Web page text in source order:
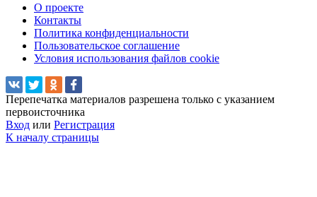
О проекте
Контакты
Политика конфиденциальности
Пользовательское соглашение
Условия использования файлов cookie
Перепечатка материалов разрешена только с указанием
первоисточника
Вход или Регистрация
К началу страницы